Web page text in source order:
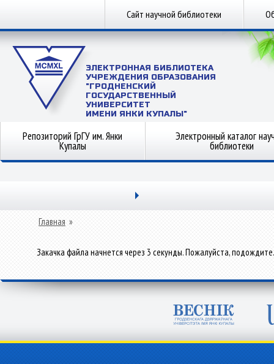
Сайт научной библиотеки
ЭЛЕКТРОННАЯ БИБЛИОТЕКА
УЧРЕЖДЕНИЯ ОБРАЗОВАНИЯ
"ГРОДНЕНСКИЙ
ГОСУДАРСТВЕННЫЙ
УНИВЕРСИТЕТ
ИМЕНИ ЯНКИ КУПАЛЫ"
Репозиторий ГрГУ им. Янки
Купалы
Электронный каталог
библиотеки
Главная »
Закачка файла начнется через 3 секунды. Пожалуйста, подождите.